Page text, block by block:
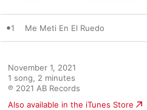
1 Me Meti En El Ruedo
November 1, 2021
1 song, 2 minutes
℗ 2021 AB Records
Also available in the iTunes Store